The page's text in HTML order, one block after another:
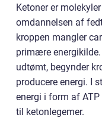
Ketoner er
omdannelsen af
kroppen mangler
primære
udtømt, begynder
producere energi. I
energi i form af
til ketonlegemer.